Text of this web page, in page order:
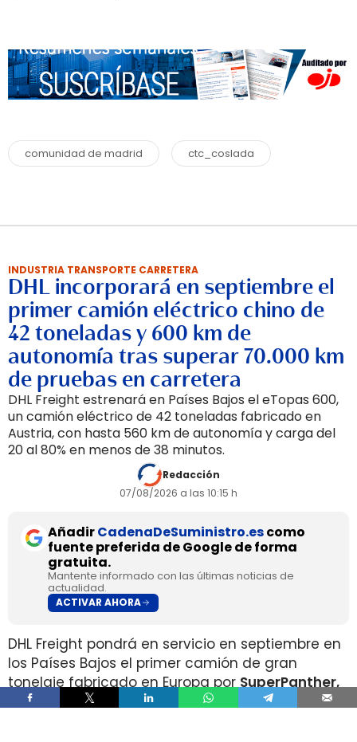
comunidad de madrid ctc_coslada
INDUSTRIA TRANSPORTE CARRETERA
DHL incorporará en septiembre el
primer camión eléctrico chino de
42 toneladas y 600 km de
autonomía tras superar 70.000 km
de pruebas en carretera
DHL Freight estrenará en Países Bajos el eTopas 600,
un camión eléctrico de 42 toneladas fabricado en
Austria, con hasta 560 km de autonomía y carga del
20 al 80% en menos de 38 minutos.
Redacción
07/08/2026 a las 10:15 h
AñadirCadenaDeSuministro.escomo
fuente preferida de Google de forma
gratuita.
Mantente informado con las últimas noticias de
actualidad.
ACTIVAR AHORA
DHL Freight pondrá en servicio en septiembre en
los Países Bajos el primer camión de gran
tonelaje fabricado en Europa por SuperPanther,
después de trasladar la unidad desde Austria